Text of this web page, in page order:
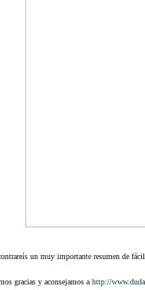
un muy importante resumen de
gracias y aconsejamos a http://